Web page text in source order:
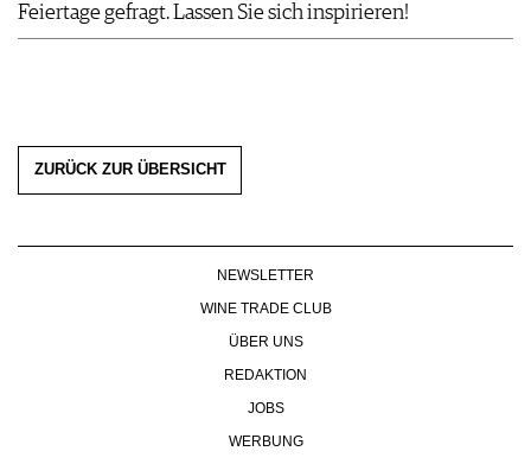
Feiertage gefragt. Lassen Sie sich inspirieren!
ZURÜCK ZUR ÜBERSICHT
NEWSLETTER
WINE TRADE CLUB
ÜBER UNS
REDAKTION
JOBS
WERBUNG